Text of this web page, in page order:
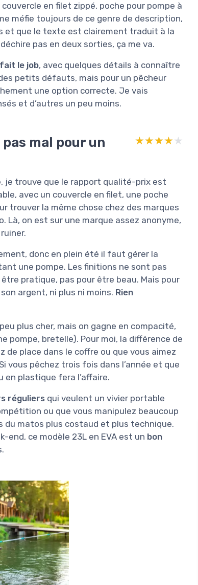
en filet zippé, poche pour pompe à
méfie toujours de ce genre de description,
et que le texte est clairement traduit à la
pas en deux sorties, ça me va.
le job, avec quelques détails à connaître
petits défauts, mais pour un pêcheur
une option correcte. Je vais
et d’autres un peu moins.
mal pour un
★★★★★
★★★★★
je trouve que le rapport qualité-prix est
avec un couvercle en filet, une poche
trouver la même chose chez des marques
Là, on est sur une marque assez anonyme,
donc en plein été il faut gérer la
une pompe. Les finitions ne sont pas
pratique, pas pour être beau. Mais pour
argent, ni plus ni moins. Rien
plus cher, mais on gagne en compacité,
bretelle). Pour moi, la différence de
de place dans le coffre ou que vous aimez
vous pêchez trois fois dans l’année et que
en plastique fera l’affaire.
réguliers qui veulent un vivier portable
ou que vous manipulez beaucoup
du matos plus costaud et plus technique.
end, ce modèle 23L en EVA est un bon